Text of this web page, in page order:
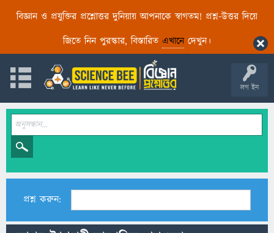
বিজ্ঞান ও প্রযুক্তির প্রশ্নোত্তর দুনিয়ায় আপনাকে স্বাগতম! প্রশ্ন-উত্তর দিয়ে
জিতে নিন পুরস্কার, বিস্তারিত এখানেদেখুন।
লগ ইন
প্রশ্ন করুন: